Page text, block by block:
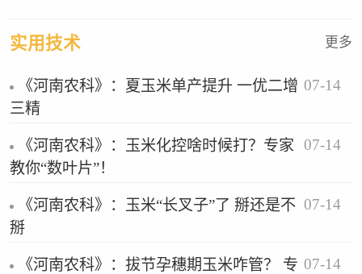
实用技术 更多
《河南农科》：夏玉米单产提升 一优二增
三精
07-14
《河南农科》：玉米化控啥时候打？专家
教你“数叶片”！
07-14
《河南农科》：玉米“长叉子”了 掰还是不
掰
07-14
《河南农科》：拔节孕穗期玉米咋管？ 专 07-14